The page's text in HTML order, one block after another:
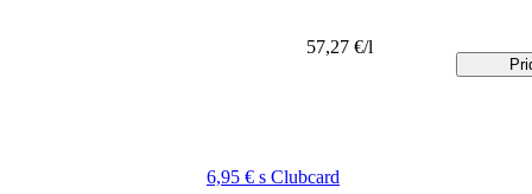
6,95 € s Clubcard
57,27 €/l